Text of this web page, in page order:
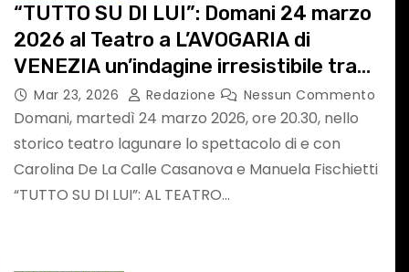
“TUTTO SU DI LUI”: Domani 24 marzo
2026 al Teatro a L’AVOGARIA di
VENEZIA un’indagine irresistibile tra
risate e stereotipi maschili
Mar 23, 2026 Redazione Nessun Commento
Domani, martedì 24 marzo 2026, ore 20.30, nello
storico teatro lagunare lo spettacolo di e con
Carolina De La Calle Casanova e Manuela Fischietti
“TUTTO SU DI LUI”: AL TEATRO…
–
TRASPORTO IN
SICUREZZA,
CONFERMATO IL